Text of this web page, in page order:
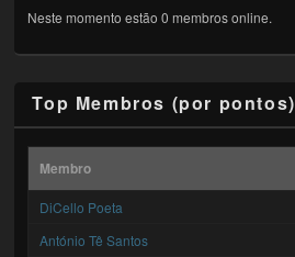
Neste momento estão 0 membros online.
Top Membros (por pontos)
Membro
DiCello Poeta
António Tê Santos